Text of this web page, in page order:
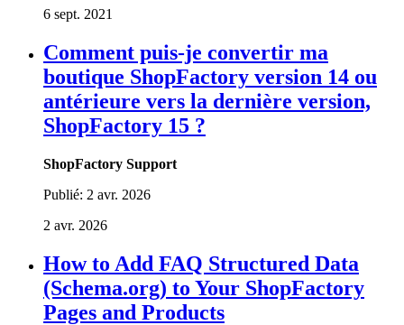
6 sept. 2021
Comment puis-je convertir ma
boutique ShopFactory version 14 ou
antérieure vers la dernière version,
ShopFactory 15 ?
ShopFactory Support
Publié: 2 avr. 2026
2 avr. 2026
How to Add FAQ Structured Data
(Schema.org) to Your ShopFactory
Pages and Products